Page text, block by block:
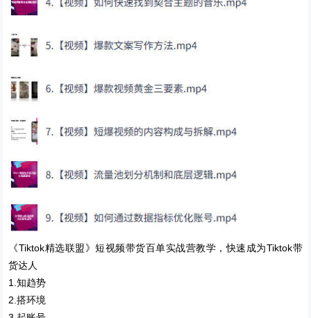
《Tiktok精选联盟》短视频带货百单实战营教学，快速成为Tiktok带
货达人
1.知趋势
2.搭环境